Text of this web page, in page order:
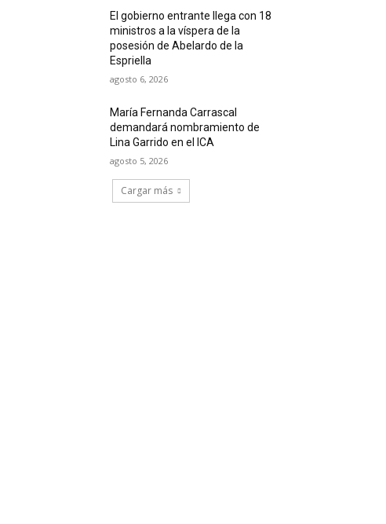
El gobierno entrante llega con 18
ministros a la víspera de la
posesión de Abelardo de la
Espriella
agosto 6, 2026
María Fernanda Carrascal
demandará nombramiento de
Lina Garrido en el ICA
agosto 5, 2026
Cargar más